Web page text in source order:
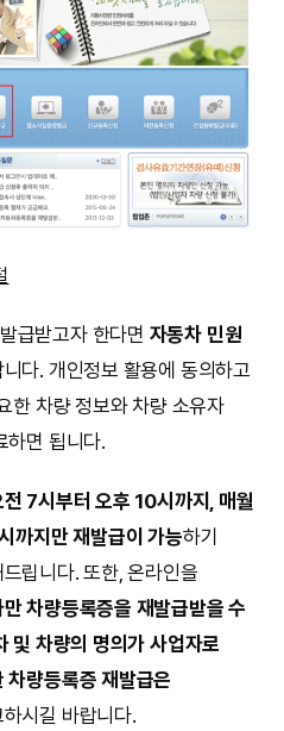
급받고자 한다면 자동차 민원
다. 개인정보 활용에 동의하고
한 차량 정보와 차량 소유자
하면 됩니다.
7시부터 오후 10시까지, 매월
까지만 재발급이 가능하기
립니다. 또한, 온라인을
차량등록증을 재발급받을 수
및 차량의 명의가 사업자로
차량등록증 재발급은
시길 바랍니다.